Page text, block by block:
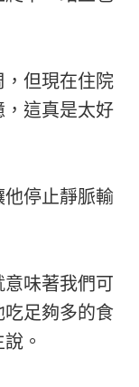
但現在住院
這真是太好
停止靜脈輸
意味著我們可
足夠多的食
。